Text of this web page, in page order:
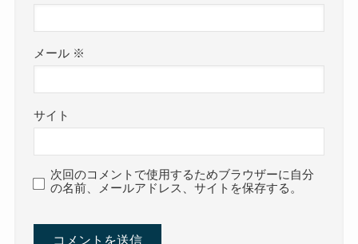
メール ※
サイト
次回のコメントで使用するためブラウザーに自分
の名前、メールアドレス、サイトを保存する。